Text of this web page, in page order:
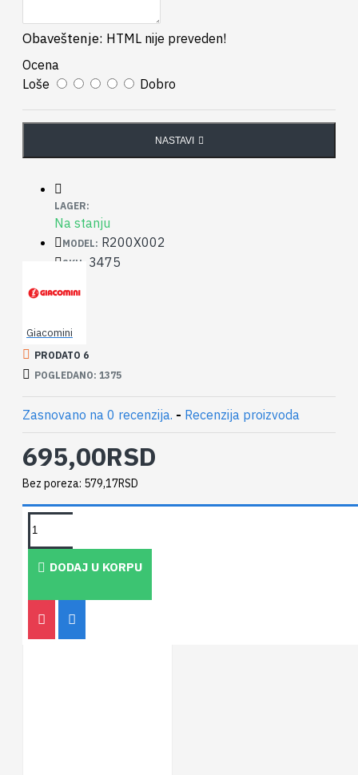
Obaveštenje: HTML nije preveden!
Ocena
Loše
Dobro
NASTAVI
LAGER:
Na stanju
MODEL: R200X002
SKU: 3475
Giacomini
PRODATO 6
POGLEDANO: 1375
Zasnovano na 0 recenzija. - Recenzija proizvoda
695,00RSD
Bez poreza: 579,17RSD
DODAJ U KORPU
PEOPLE ALSO BOUGHT